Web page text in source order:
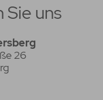
Sie uns
26